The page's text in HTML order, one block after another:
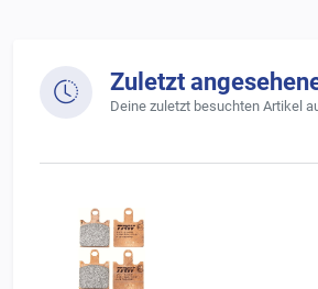
Zuletzt
Deine zuletzt besuchten Artikel